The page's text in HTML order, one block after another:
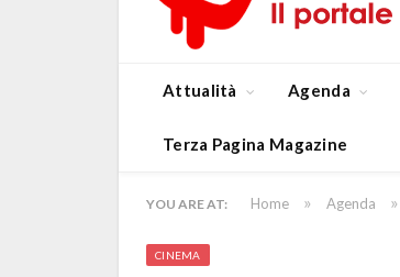
Attualità Agenda
Terza Pagina Magazine
YOU ARE AT: Home » Agenda »
CINEMA